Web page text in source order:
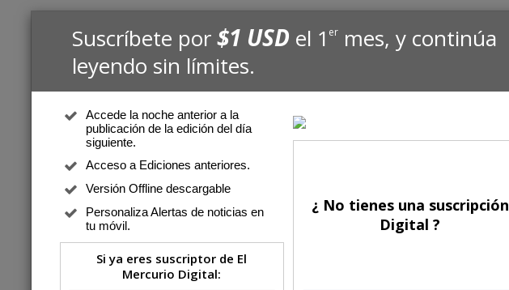
Suscríbete por$1 USD el 1er mes, y continúa
leyendo sin límites.
Accede la noche anterior a la
publicación de la edición del día
siguiente.
Acceso a Ediciones anteriores.
Versión Offline descargable
Personaliza Alertas de noticias en
tu móvil.
Si ya eres suscriptor de El
Mercurio Digital:
¿ No tienes una suscripción
Digital ?